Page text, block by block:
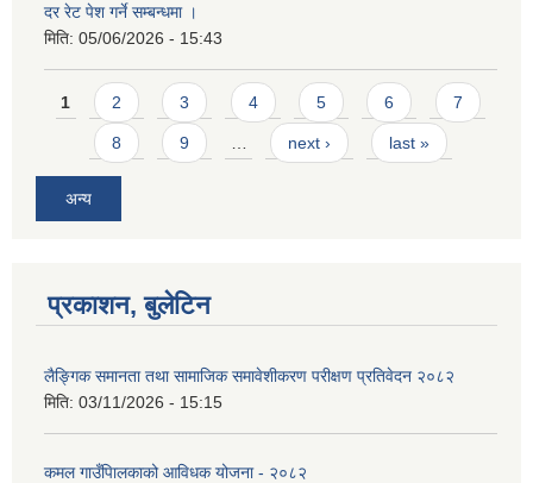
दर रेट पेश गर्ने सम्बन्धमा ।
मिति: 05/06/2026 - 15:43
Pages
1 2 3 4 5 6 7
8 9 … next › last »
अन्य
प्रकाशन, बुलेटिन
लैङ्गिक समानता तथा सामाजिक समावेशीकरण परीक्षण प्रतिवेदन २०८२
मिति: 03/11/2026 - 15:15
कमल गाउँपािलकाको आविधक योजना - २०८२